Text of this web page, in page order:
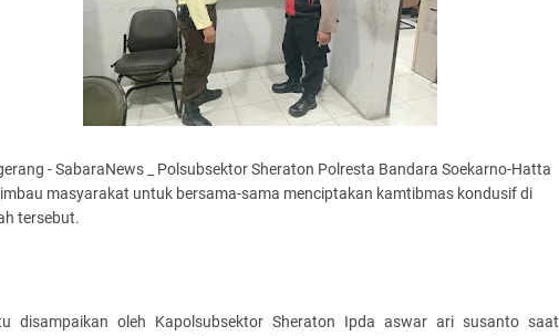
- SabaraNews _ Polsubsektor Sheraton Polresta Bandara Soekarno-Hatta
masyarakat untuk bersama-sama menciptakan kamtibmas kondusif di
tersebut.
disampaikan oleh Kapolsubsektor Sheraton Ipda aswar ari susanto saat